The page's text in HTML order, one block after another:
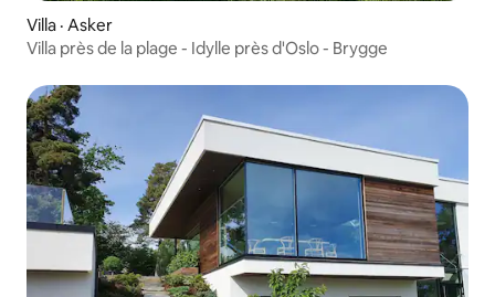
Villa · Asker
Villa près de la plage - Idylle près d'Oslo - Brygge